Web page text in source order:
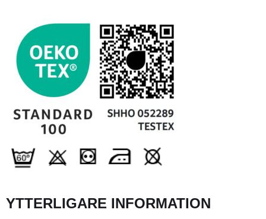
YTTERLIGARE INFORMATION